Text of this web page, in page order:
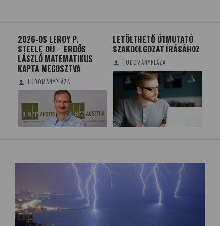
2026-OS LEROY P.
STEELE-DÍJ – ERDŐS
LÁSZLÓ MATEMATIKUS
KAPTA MEGOSZTVA
TUDOMÁNYPLÁZA
LETÖLTHETŐ ÚTMUTATÓ
SZAKDOLGOZAT ÍRÁSÁHOZ
TUDOMÁNYPLÁZA